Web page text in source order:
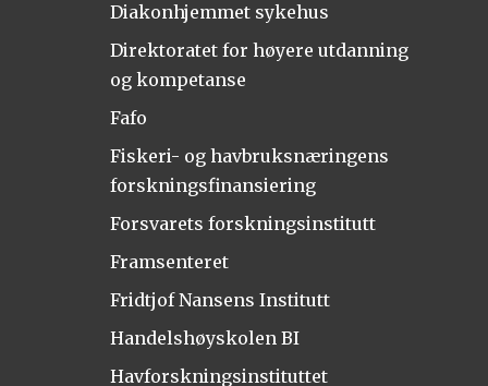
Diakonhjemmet sykehus
Direktoratet for høyere utdanning
og kompetanse
Fafo
Fiskeri- og havbruksnæringens
forskningsfinansiering
Forsvarets forskningsinstitutt
Framsenteret
Fridtjof Nansens Institutt
Handelshøyskolen BI
Havforskningsinstituttet